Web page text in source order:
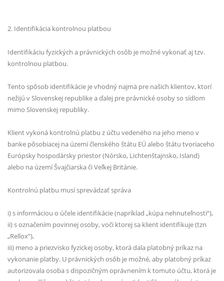
2. Identifikácia kontrolnou platbou
Identifikáciu fyzických a právnických osôb je možné vykonať aj tzv.
kontrolnou platbou.
Tento spôsob identifikácie je vhodný najmä pre našich klientov, ktorí
nežijú v Slovenskej republike a ďalej pre právnické osoby so sídlom
mimo Slovenskej republiky.
Klient vykoná kontrolnú platbu z účtu vedeného na jeho meno v
banke pôsobiacej na území členského štátu EÚ alebo štátu tvoriaceho
Európsky hospodársky priestor (Nórsko, Lichtenštajnsko, Island)
alebo na území Švajčiarska či Veľkej Británie.
Kontrolnú platbu musí sprevádzať správa
i) s informáciou o účele identifikácie (napríklad „kúpa nehnuteľnosti“),
ii) s označením povinnej osoby, voči ktorej sa klient identifikuje (tzn
„Rellox“),
iii) meno a priezvisko fyzickej osoby, ktorá dala platobný príkaz na
vykonanie platby. U právnických osôb je možné, aby platobný príkaz
autorizovala osoba s dispozičným oprávnením k tomuto účtu, ktorá je